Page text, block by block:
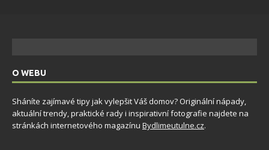
O WEBU
Sháníte zajímavé tipy jak vylepšit Váš domov? Originální nápady,
aktuální trendy, praktické rady i inspirativní fotografie najdete na
stránkách internetového magazínu Bydlimeutulne.cz.